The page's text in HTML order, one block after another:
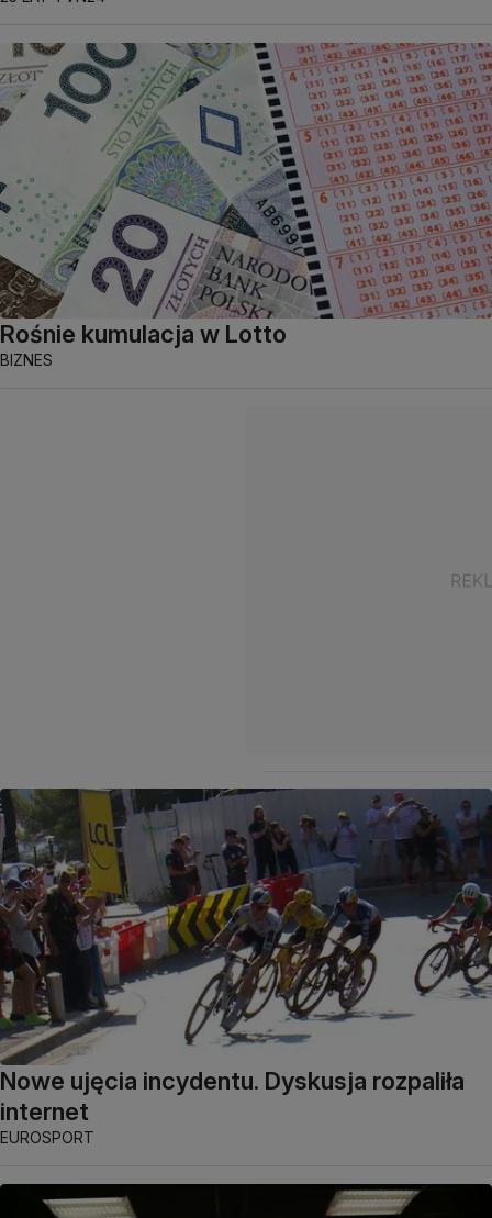
Rośnie kumulacja w Lotto
BIZNES
Nowe ujęcia incydentu. Dyskusja rozpaliła
internet
EUROSPORT